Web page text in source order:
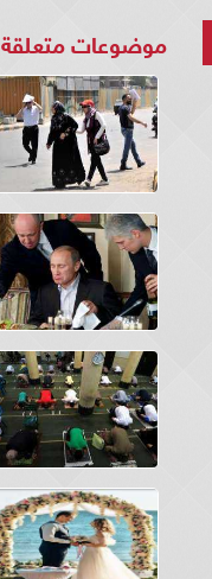
موضوعات متعلقة